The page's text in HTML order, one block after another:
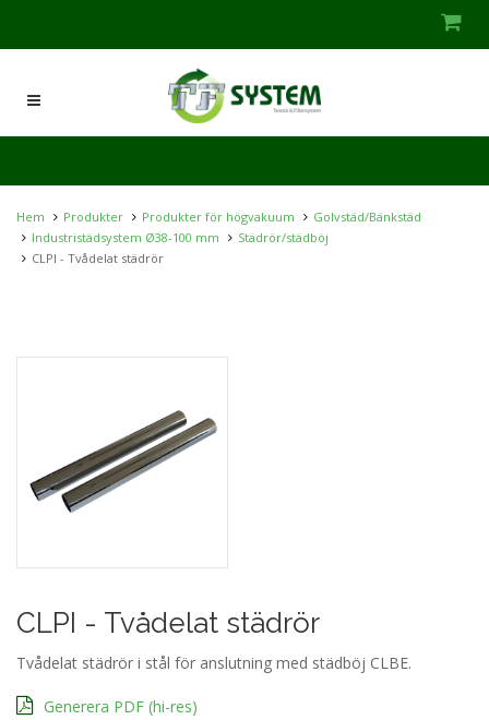
Hem Produkter Produkter för högvakuum
Golvstäd/Bänkstäd
Industristädsystem Ø38-100 mm
Städrör/städböj
CLPI - Tvådelat städrör
CLPI - Tvådelat städrör
Tvådelat städrör i stål för anslutning med städböj CLBE.
Generera PDF (hi-res)